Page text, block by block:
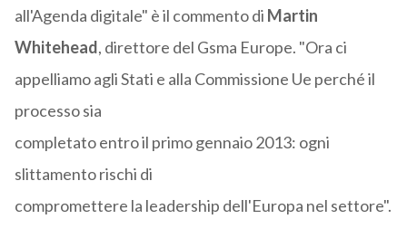
all'Agenda digitale" è il commento di Martin
Whitehead, direttore del Gsma Europe. "Ora ci
appelliamo agli Stati e alla Commissione Ue perché il
processo sia
completato entro il primo gennaio 2013: ogni
slittamento rischi di
compromettere la leadership dell'Europa nel settore".